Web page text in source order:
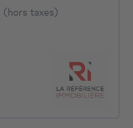
De 249999€ À
(hors taxes)